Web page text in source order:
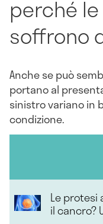
perché
soffrono
Anche se può
portano al
sinistro variano in
condizione.
Le protesi
il cancro?